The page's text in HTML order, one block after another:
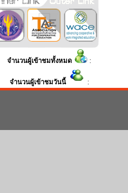
จำนวนผู้เข้าชมทั้งหมด :
จำนวนผู้เข้าชมวันนี้ :